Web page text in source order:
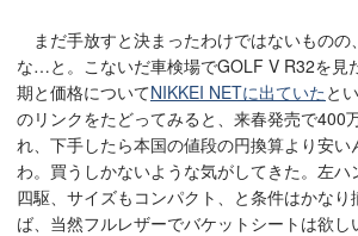
まだ手放すと決まったわけではないものの
な…と。こないだ車検場でGOLF V R32を見
期と価格についてNIKKEI NETに出ていた と
のリンクをたどってみると、来春発売で400
れ、下手したら本国の値段の円換算より安
わ。買うしかないような気がしてきた。左ハ
四駆、サイズもコンパクト、と条件はかな
ば、当然フルレザーでバケットシートは欲し